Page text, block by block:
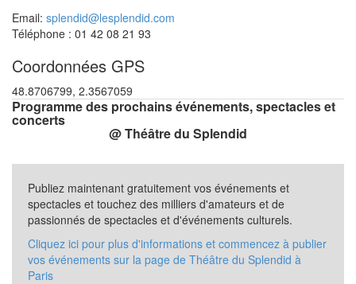
Email: splendid@lesplendid.com
Téléphone : 01 42 08 21 93
Coordonnées GPS
48.8706799, 2.3567059
Programme des prochains événements, spectacles et
concerts
@ Théâtre du Splendid
Publiez maintenant gratuitement vos événements et
spectacles et touchez des milliers d'amateurs et de
passionnés de spectacles et d'événements culturels.
Cliquez ici pour plus d'informations et commencez à publier
vos événements sur la page de Théâtre du Splendid à
Paris